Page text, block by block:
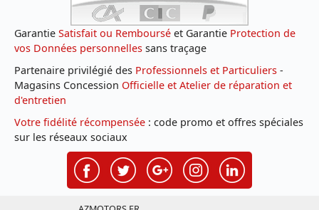
Garantie Satisfait ou Remboursé et Garantie Protection de
vos Données personnelles sans traçage
Partenaire privilégié des Professionnels et Particuliers -
Magasins Concession Officielle et Atelier de réparation et
d'entretien
Votre fidélité récompensée : code promo et offres spéciales
sur les réseaux sociaux